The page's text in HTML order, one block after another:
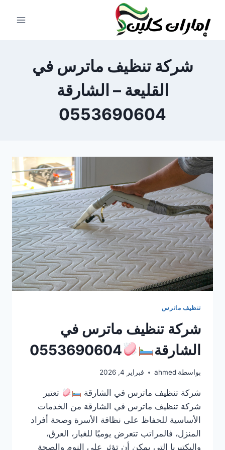
المحتوى
شركة تنظيف ماترس في
القليعة – الشارقة
0553690604
تنظيف ماترس
شركة تنظيف ماترس في
الشارقة
0553690604
بواسطة ahmed فبراير 4, 2026
شركة تنظيف ماترس في الشارقة
تعتبر
شركة تنظيف ماترس في الشارقة من الخدمات
الأساسية للحفاظ على نظافة الأسرة وصحة أفراد
المنزل، فالمراتب تتعرض يوميًا للغبار، العرق،
والبكتيريا التي يمكن أن تؤثر على النوم والصحة